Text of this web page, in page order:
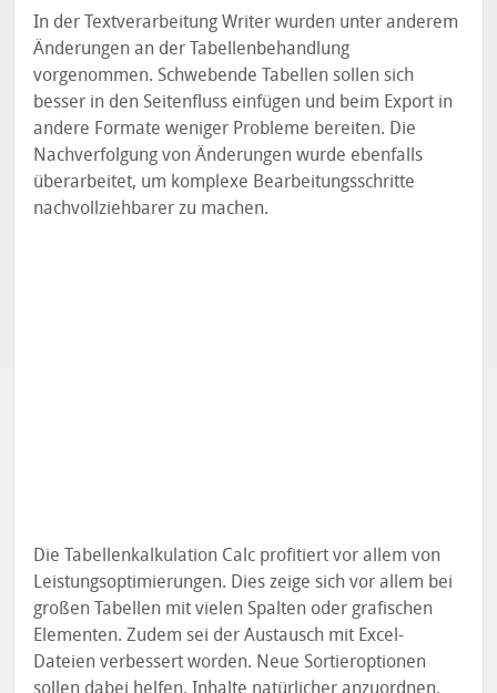
In der Textverarbeitung Writer wurden unter anderem
Änderungen an der Tabellenbehandlung
vorgenommen. Schwebende Tabellen sollen sich
besser in den Seitenfluss einfügen und beim Export in
andere Formate weniger Probleme bereiten. Die
Nachverfolgung von Änderungen wurde ebenfalls
überarbeitet, um komplexe Bearbeitungsschritte
nachvollziehbarer zu machen.
Die Tabellenkalkulation Calc profitiert vor allem von
Leistungsoptimierungen. Dies zeige sich vor allem bei
großen Tabellen mit vielen Spalten oder grafischen
Elementen. Zudem sei der Austausch mit Excel-
Dateien verbessert worden. Neue Sortieroptionen
sollen dabei helfen, Inhalte natürlicher anzuordnen,